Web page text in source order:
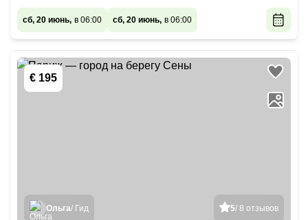
сб, 20 июнь, в 06:00 сб, 20 июнь, в 06:00
€ 195
5/ 8 отзывов
Ольга/ Гид